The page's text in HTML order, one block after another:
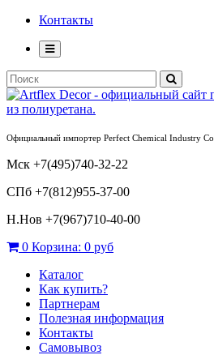
Контакты
Официальный импортер Perfect Chemical Industry
Мск +7(495)740-32-22
СПб +7(812)955-37-00
Н.Нов +7(967)710-40-00
0 Корзина: 0 руб
Каталог
Как купить?
Партнерам
Полезная информация
Контакты
Самовывоз